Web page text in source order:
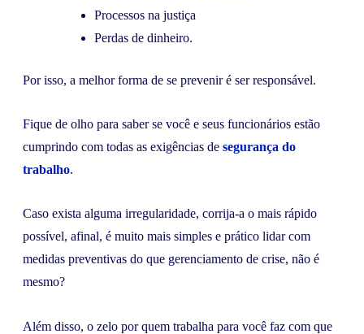
Processos na justiça
Perdas de dinheiro.
Por isso, a melhor forma de se prevenir é ser responsável.
Fique de olho para saber se você e seus funcionários estão
cumprindo com todas as exigências de segurança do
trabalho.
Caso exista alguma irregularidade, corrija-a o mais rápido
possível, afinal, é muito mais simples e prático lidar com
medidas preventivas do que gerenciamento de crise, não é
mesmo?
Além disso, o zelo por quem trabalha para você faz com que